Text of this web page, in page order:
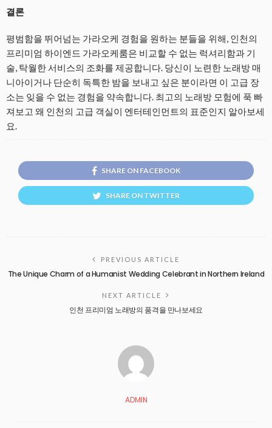
결론
평범함을 뛰어넘는 가라오케 경험을 원하는 분들을 위해, 인천의
프리미엄 하이엔드 가라오케룸은 비교할 수 없는 럭셔리함과 기
술, 탁월한 서비스의 조화를 제공합니다. 당신이 노련한 노래방 매
니아이거나 단순히 독특한 밤을 보내고 싶은 분이라면 이 고급 장
소는 잊을 수 없는 경험을 약속합니다. 최고의 노래방 모험에 푹 빠
져보고 왜 인천의 고급 객실이 엔터테인먼트의 표준인지 알아보세
요.
SHARE ON FACEBOOK
SHARE ON TWITTER
PREVIOUS ARTICLE
The Unique Charm of a Humanist Wedding Celebrant in Northern Ireland
NEXT ARTICLE
인천 프리미엄 노래방의 품격을 만나보세요
ADMIN